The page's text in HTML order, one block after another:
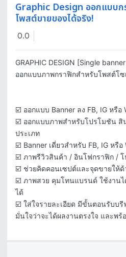
Graphic Design ออกแบบก
โพสต์ขายของได้จริง!
0.0
GRAPHIC DESIGN [Single
ออกแบบภาพกราฟิกสำหรับโพสต์โซ
☑️ ออกแบบ Banner ลง FB, IG หรือ
☑️ ออกแบบภาพสำหรับโปรโมชัน สิ
ประเภท
☑️ Banner เดี่ยวสำหรับ FB, IG หรือ
☑️ ภาพรีวิวสินค้า / อินโฟกราฟิก /
☑️ ช่วยคิดคอนเซปต์และจุดขายให้ด้
☑️ ภาพสวย คุมโทนแบรนด์ ใช้งานไ
ได้
☑️ ใส่ใจรายละเอียด มีขั้นตอนรับบรี
มั่นใจว่าจะได้ผลงานตรงใจ และพ